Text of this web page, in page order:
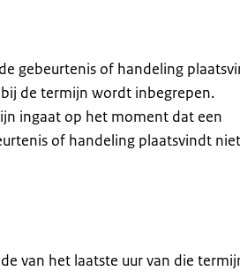
gebeurtenis of handeling
de termijn wordt inbegrepen.
ingaat op het moment dat een
of handeling plaatsvindt
van het laatste uur van die